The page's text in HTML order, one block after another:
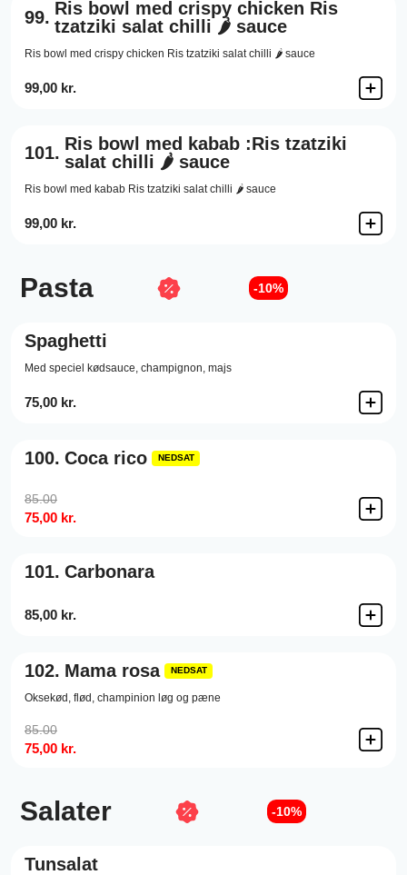
99. Ris bowl med crispy chicken Ris
tzatziki salat chilli 🌶️ sauce
Ris bowl med crispy chicken Ris tzatziki salat chilli 🌶️ sauce
99,00 kr.
101. Ris bowl med kabab :Ris tzatziki
salat chilli 🌶️ sauce
Ris bowl med kabab Ris tzatziki salat chilli 🌶️ sauce
99,00 kr.
Pasta -10%
Spaghetti
Med speciel kødsauce, champignon, majs
75,00 kr.
100. Coca rico NEDSAT
85.00
75,00 kr.
101. Carbonara
85,00 kr.
102. Mama rosa NEDSAT
Oksekød, flød, champinion løg og pæne
85.00
75,00 kr.
Salater -10%
Tunsalat